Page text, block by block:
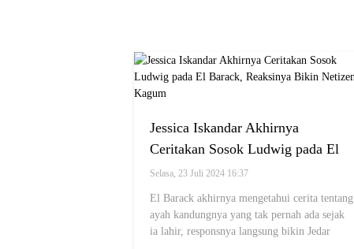
Jessica Iskandar Akhirnya
Ceritakan Sosok Ludwig pada El
Barack, Reaksinya Bikin Netizen
Kagum
Selasa, 23 Juli 2024 16:37
El Barack akhirnya mengetahui cerita tentang
ayah kandungnya yang tak pernah ada sejak
ia lahir, responsnya langsung bikin Jedar